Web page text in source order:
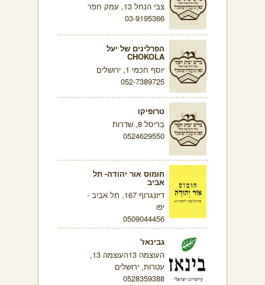
צבי הנחל 13, עמק חפר
03-9195366
הפרלינים של יעל
CHOKOLA
יוסף חכמי 1, ירושלים
052-7389725
טרופיקו
בריסל 8, שדרות
0524629550
חומוס אור יהודה- תל
אביב
דיזנגרוף 167, תל אביב -
יפו
0509044456
גבינאז'
העוצמה 13העוצמה 13,
עטרות, ירושלים
0528359388